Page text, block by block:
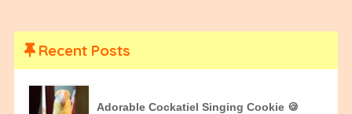
Recent Posts
Adorable Cockatiel Singing Cookie 🍪